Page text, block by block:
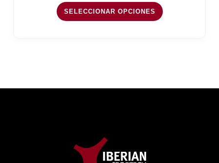
29,28 €
hasta
SELECCIONAR OPCIONES